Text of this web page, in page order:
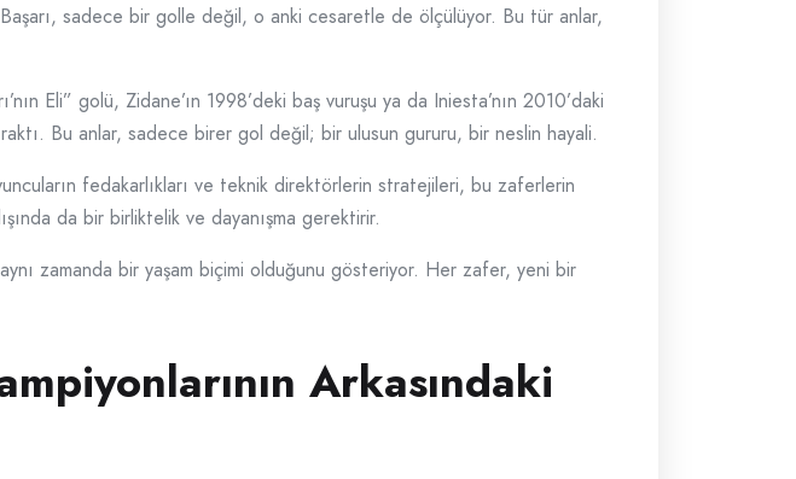
sadece bir golle değil, o anki cesaretle de ölçülüyor. Bu tür anlar,
Eli” golü, Zidane’ın 1998’deki baş vuruşu ya da Iniesta’nın 2010’daki
Bu anlar, sadece birer gol değil; bir ulusun gururu, bir neslin hayali.
fedakarlıkları ve teknik direktörlerin stratejileri, bu zaferlerin
da bir birliktelik ve dayanışma gerektirir.
zamanda bir yaşam biçimi olduğunu gösteriyor. Her zafer, yeni bir
Arkasındaki